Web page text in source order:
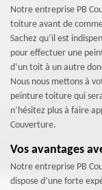
Notre entreprise PB
toiture avant de
Sachez qu’il est
pour effectuer une
d’un toit à un autre
Nous nous mettons à
peinture toiture qui
n’hésitez plus à faire
Couverture.
Vos avantages
Notre entreprise PB
dispose d’une forte